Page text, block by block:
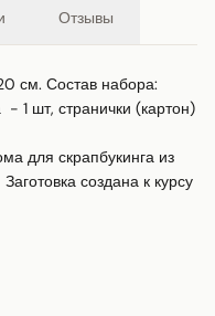
Отзывы
см. Состав набора:
1 шт, странички (картон)
для скрапбукинга из
создана к курсу